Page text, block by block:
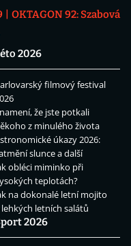
OKTAGON 92: Szabová
2026
filmový festival
že jste potkali
z minulého života
úkazy 2026:
slunce a další
obléci miminko při
teplotách?
na dokonalé letní mojito
lehkých letních salátů
2026